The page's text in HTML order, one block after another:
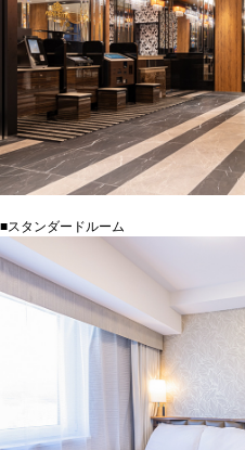
■スタンダードルーム